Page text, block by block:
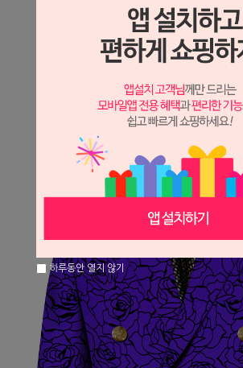
하루동안 열지 않기